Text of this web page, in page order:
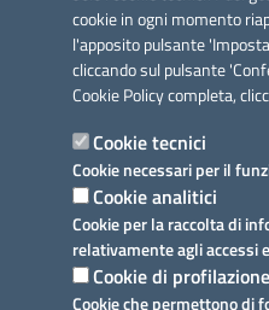
cookie in ogni momento
l'apposito pulsante
cliccando sul pulsante
Cookie Policy completa,
Cookie tecnici
Cookie necessari per il
Cookie analitici
Cookie per la raccolta di
relativamente agli accessi
Cookie di profilazione
Cookie che permettono di
Link utili
Informativa privacy
Dichiarazione di accessibilità
Note legali
Domande frequenti